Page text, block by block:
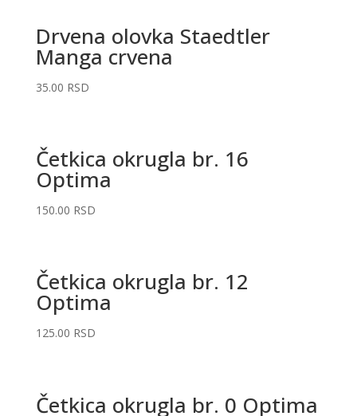
Drvena olovka Staedtler
Manga crvena
35.00 RSD
Četkica okrugla br. 16
Optima
150.00 RSD
Četkica okrugla br. 12
Optima
125.00 RSD
Četkica okrugla br. 0 Optima